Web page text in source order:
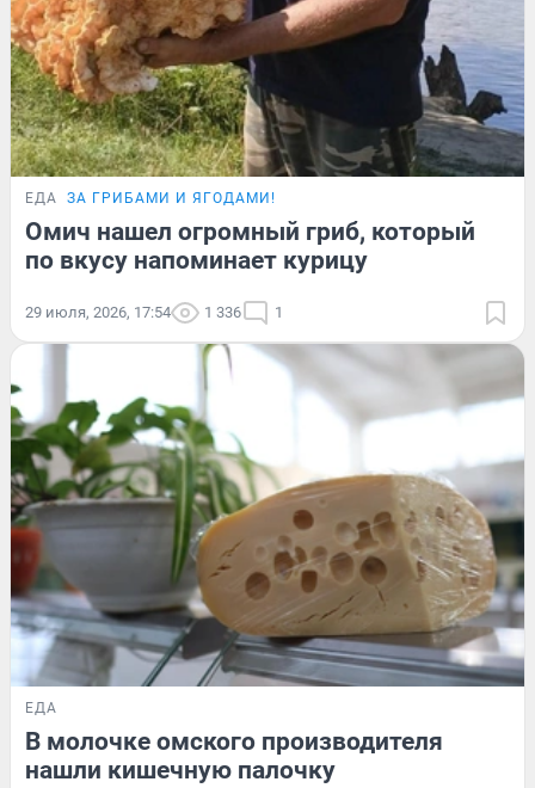
ЕДА ЗА ГРИБАМИ И ЯГОДАМИ!
Омич нашел огромный гриб, который
по вкусу напоминает курицу
29 июля, 2026, 17:54 1 336 1
ЕДА
В молочке омского производителя
нашли кишечную палочку